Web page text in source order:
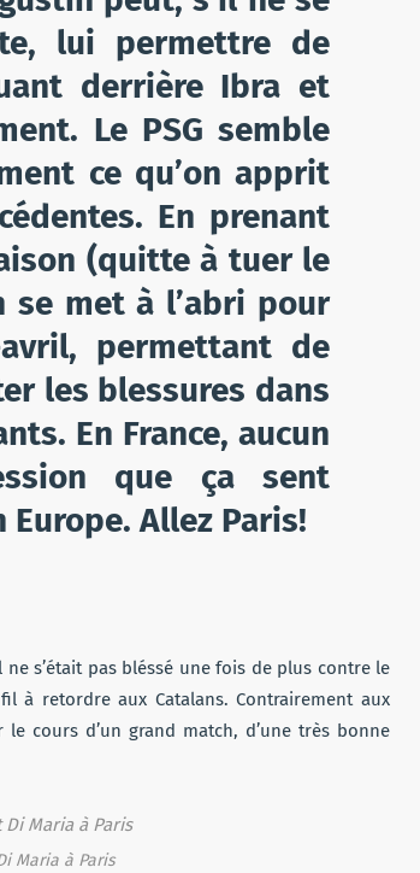
lui permettre de
derrière Ibra et
Le PSG semble
ce qu’on apprit
En prenant
(quitte à tuer le
se met à l’abri pour
permettant de
les blessures dans
En France, aucun
que ça sent
Allez Paris!
s’était pas bléssé une fois de plus contre le
à retordre aux Catalans. Contrairement aux
cours d’un grand match, d’une très bonne
Maria à Paris